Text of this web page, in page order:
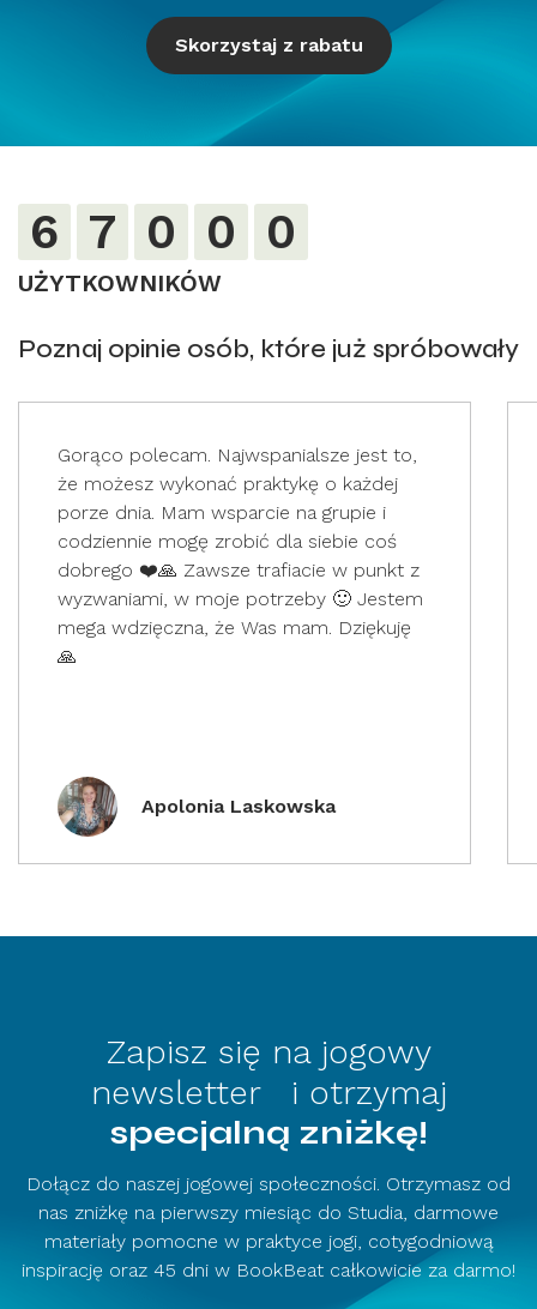
Skorzystaj z rabatu
6 7 0 0 0
UŻYTKOWNIKÓW
Poznaj opinie osób, które już spróbowały
Gorąco polecam. Najwspanialsze jest to,
że możesz wykonać praktykę o każdej
porze dnia. Mam wsparcie na grupie i
codziennie mogę zrobić dla siebie coś
dobrego ❤️🙏 Zawsze trafiacie w punkt z
wyzwaniami, w moje potrzeby 🙂 Jestem
mega wdzięczna, że Was mam. Dziękuję
🙏
Apolonia Laskowska
Zapisz się na jogowy
newsletter i otrzymaj
specjalną zniżkę!
Dołącz do naszej jogowej społeczności. Otrzymasz od
nas zniżkę na pierwszy miesiąc do Studia, darmowe
materiały pomocne w praktyce jogi, cotygodniową
inspirację oraz 45 dni w BookBeat całkowicie za darmo!